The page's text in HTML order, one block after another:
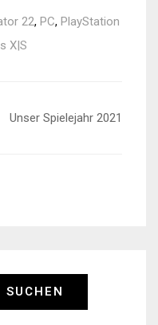
22, PC, PlayStation
X|S
Unser Spielejahr 2021